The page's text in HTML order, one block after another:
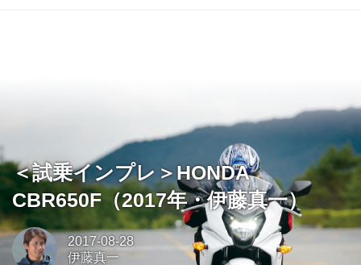
＜試乗インプレ＞HONDA
CBR650F（2017年・伊藤真一）
2017-08-28
伊藤真一